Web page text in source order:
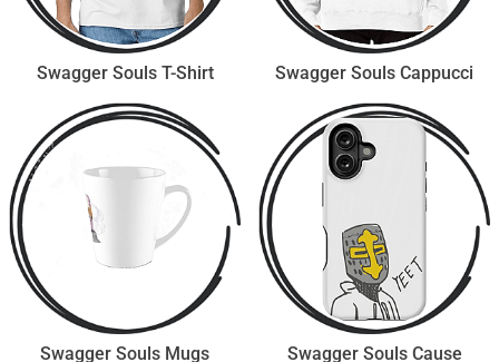
Swagger Souls T-Shirt Swagger Souls Cappucci
Swagger Souls Mugs Swagger Souls Cause